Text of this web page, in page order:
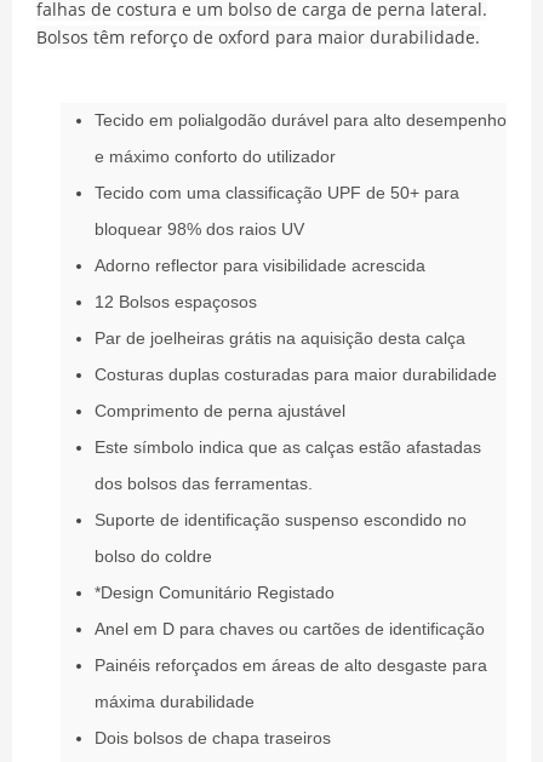
falhas de costura e um bolso de carga de perna lateral.
Bolsos têm reforço de oxford para maior durabilidade.
Tecido em polialgodão durável para alto desempenho
e máximo conforto do utilizador
Tecido com uma classificação UPF de 50+ para
bloquear 98% dos raios UV
Adorno reflector para visibilidade acrescida
12 Bolsos espaçosos
Par de joelheiras grátis na aquisição desta calça
Costuras duplas costuradas para maior durabilidade
Comprimento de perna ajustável
Este símbolo indica que as calças estão afastadas
dos bolsos das ferramentas.
Suporte de identificação suspenso escondido no
bolso do coldre
*Design Comunitário Registado
Anel em D para chaves ou cartões de identificação
Painéis reforçados em áreas de alto desgaste para
máxima durabilidade
Dois bolsos de chapa traseiros